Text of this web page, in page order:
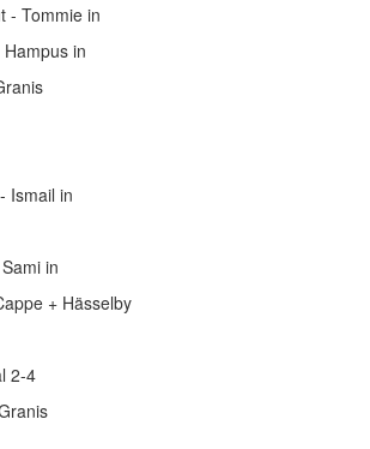
- Tommie in
in
Ismail in
in
+ Hässelby
2-4